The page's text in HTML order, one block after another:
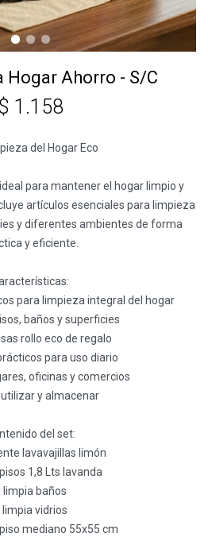
Hogar Ahorro - S/C
1.158
del Hogar Eco
para mantener el hogar limpio y
artículos esenciales para limpieza
y diferentes ambientes de forma
y eficiente.
para limpieza integral del hogar
baños y superficies
rollo eco de regalo
para uso diario
oficinas y comercios
utilizar y almacenar
del set:
lavavajillas limón
1,8 Lts lavanda
limpia baños
limpia vidrios
mediano 55x55 cm